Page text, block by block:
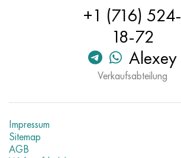
+1 (716) 524-
18-72
Alexey
Verkaufsabteilung
Impressum
Sitemap
AGB